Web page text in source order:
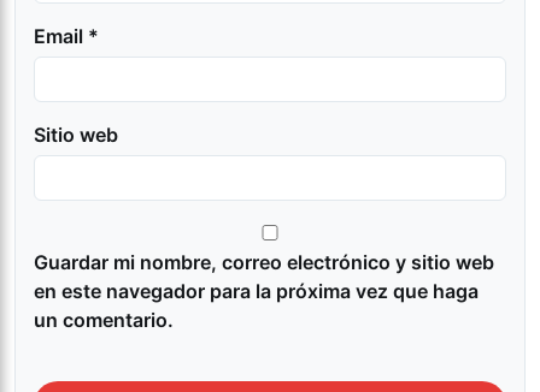
Email *
Sitio web
Guardar mi nombre, correo electrónico y sitio web
en este navegador para la próxima vez que haga
un comentario.